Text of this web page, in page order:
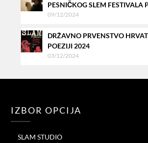
PESNIČKOG SLEM FESTIVALA
09/12/2024
DRŽAVNO PRVENSTVO
POEZIJI 2024
03/12/2024
IZBOR OPCIJA
SLAM STUDIO